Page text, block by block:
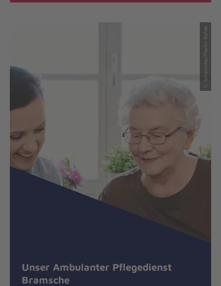
© Johanniter/Martin Bühler
Unser Ambulanter Pflegedienst
Bramsche